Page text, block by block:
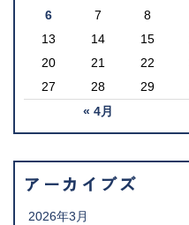
« 4月
6
7 8
13
14 15
20
21 22
27
28 29
アーカイブズ
2026年3月